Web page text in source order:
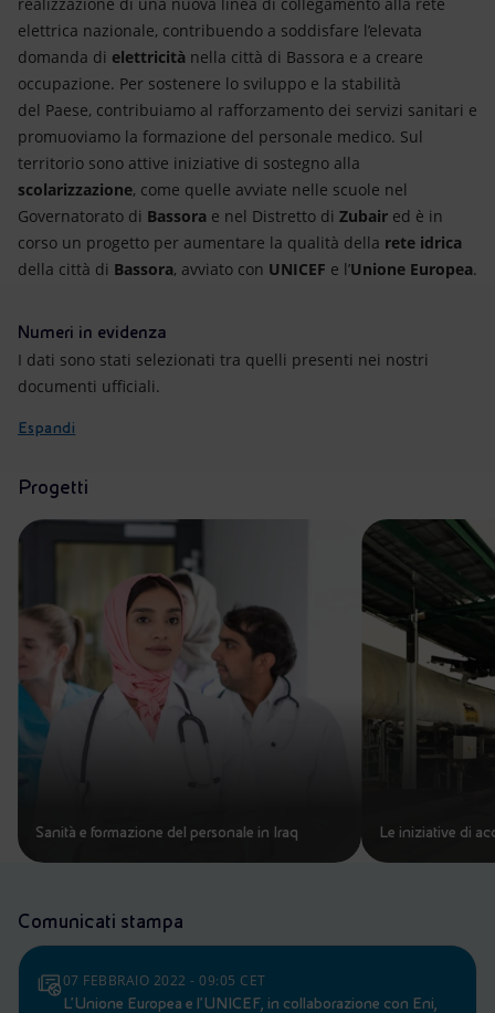
elettrica nazionale, contribuendo a soddisfare l’elevata
domanda di elettricità nella città di Bassora e a creare
occupazione. Per sostenere lo sviluppo e la stabilità
del Paese, contribuiamo al rafforzamento dei servizi sanitari e
promuoviamo la formazione del personale medico. Sul
territorio sono attive iniziative di sostegno alla
scolarizzazione, come quelle avviate nelle scuole nel
Governatorato di Bassora e nel Distretto di Zubair ed è in
corso un progetto per aumentare la qualità della rete idrica
della città di Bassora, avviato con UNICEF e l’Unione Europea.
Numeri in evidenza
I dati sono stati selezionati tra quelli presenti nei nostri
documenti ufficiali.
Espandi
Progetti
Sanità e formazione del personale in Iraq Le iniziative di
Comunicati stampa
07 FEBBRAIO 2022 - 09:05 CET
L’Unione Europea e l’UNICEF, in collaborazione con Eni,